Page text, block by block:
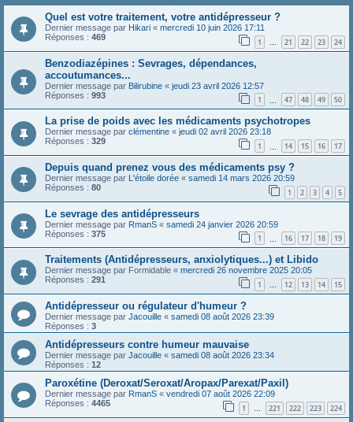
Quel est votre traitement, votre antidépresseur ?
Dernier message par Hikari « mercredi 10 juin 2026 17:11
Réponses : 469 1 … 21 22 23 24
Benzodiazépines : Sevrages, dépendances,
accoutumances...
Dernier message par Bilirubine « jeudi 23 avril 2026 12:57
Réponses : 993 1 47 48 49 50
La prise de poids avec les médicaments psychotropes
Dernier message par clémentine « jeudi 02 avril 2026 23:18
Réponses : 329 1 14 15 16 17
Depuis quand prenez vous des médicaments psy ?
Dernier message par L'étoile dorée « samedi 14 mars 2026 20:59
Réponses : 80 1 2 3 4 5
Le sevrage des antidépresseurs
Dernier message par RmanS « samedi 24 janvier 2026 20:59
Réponses : 375 1 16 17 18 19
Traitements (Antidépresseurs, anxiolytiques...) et Libido
Dernier message par Formidable « mercredi 26 novembre 2025 20:05
Réponses : 291 1 … 12 13 14 15
Antidépresseur ou régulateur d'humeur ?
Dernier message par Jacouille « samedi 08 août 2026 23:39
Réponses : 3
Antidépresseurs contre humeur mauvaise
Dernier message par Jacouille « samedi 08 août 2026 23:34
Réponses : 12
Paroxétine (Deroxat/Seroxat/Aropax/Parexat/Paxil)
Dernier message par RmanS « vendredi 07 août 2026 22:09
Réponses : 4465 1 … 221 222 223 224